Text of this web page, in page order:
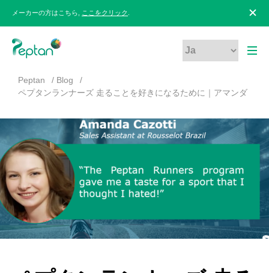
メーカーの方はこちら, ここをクリック
Peptan
Blog
ペプタンランナーズ 走ることを好きになるために｜アマンダ